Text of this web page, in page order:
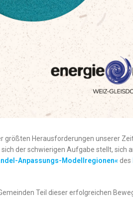
größten Herausforderungen unserer
der schwierigen Aufgabe stellt, sich
Anpassungs-Modellregionen« des
Teil dieser erfolgreichen